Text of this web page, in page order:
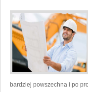
bardziej powszechna i po